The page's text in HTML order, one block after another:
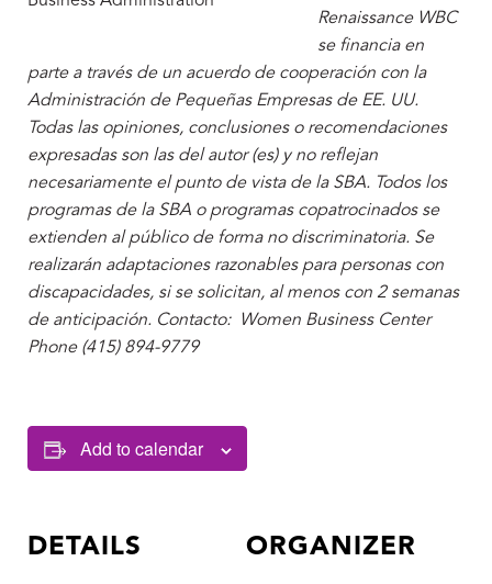
Renaissance WBC
se financia en
parte a través de un acuerdo de cooperación con la
Administración de Pequeñas Empresas de EE. UU.
Todas las opiniones, conclusiones o recomendaciones
expresadas son las del autor (es) y no reflejan
necesariamente el punto de vista de la SBA. Todos los
programas de la SBA o programas copatrocinados se
extienden al público de forma no discriminatoria. Se
realizarán adaptaciones razonables para personas con
discapacidades, si se solicitan, al menos con 2 semanas
de anticipación. Contacto: Women Business Center
Phone (415) 894-9779
Add to calendar
DETAILS ORGANIZER